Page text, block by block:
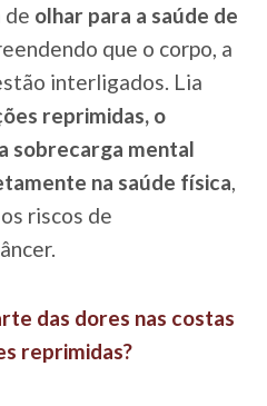
de olhar para a saúde de
que o corpo, a
interligados. Lia
reprimidas, o
sobrecarga mental
na saúde física,
riscos de
das dores nas costas
reprimidas?